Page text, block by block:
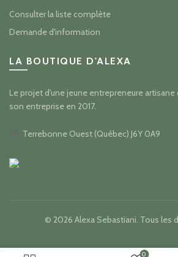
Consulter la liste complète
Demande d'information
LA BOUTIQUE D'ALEXA
Le projet d'une jeune entrepreneure artisane
son entreprise en 2017.
Terrebonne Ouest (Québec) J6Y 0A9
© 2026 Alexa Sebastiani. Tous les
0